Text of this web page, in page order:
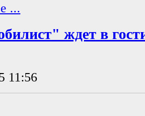
...
ждет в
11:56